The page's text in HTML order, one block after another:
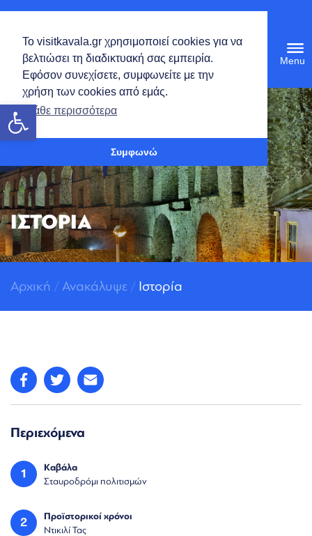
Το visitkavala.gr χρησιμοποιεί cookies για να
βελτιώσει τη διαδικτυακή σας εμπειρία.
Εφόσον συνεχίσετε, συμφωνείτε με την
χρήση των cookies από εμάς.
Μάθε περισσότερα
Συμφωνώ
Ανοίξτε τη γραμμή εργαλείων
ΙΣΤΟΡΙΑ
Αρχική / Ανακάλυψε / Ιστορία
Περιεχόμενα
1 Καβάλα
Σταυροδρόμι πολιτισμών
2 Προϊστορικοί χρόνοι
Ντικιλί Τας